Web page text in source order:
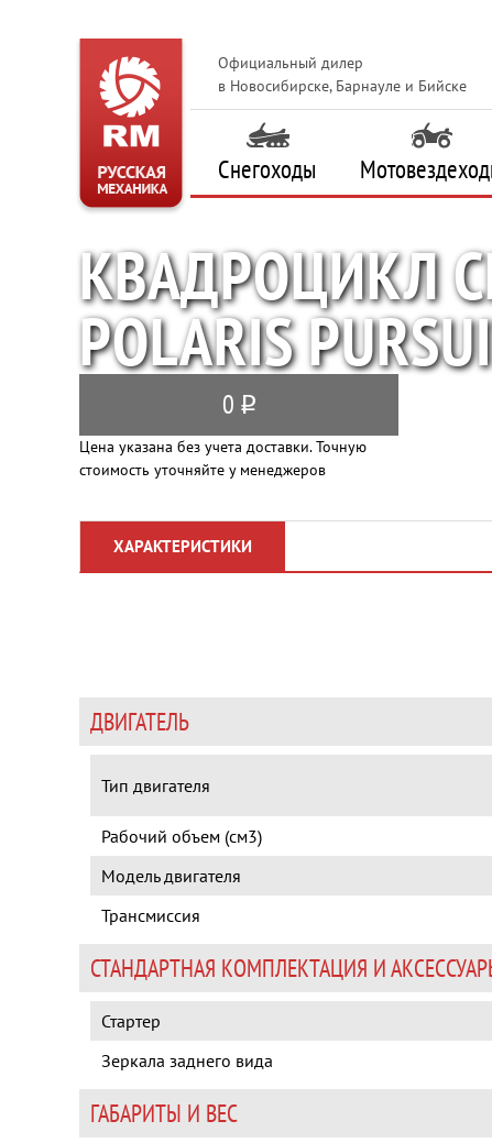
Официальный дилер
в Новосибирске, Барнауле и Бийске
Снегоходы
КВАДРОЦИКЛ
POLARIS
0 q
Цена указана без учета доставки. Точную
стоимость уточняйте у менеджеров
ХАРАКТЕРИСТИКИ
ДВИГАТЕЛЬ
Тип двигателя
Рабочий объем (см3)
Модель двигателя
Трансмиссия
СТАНДАРТНАЯ КОМПЛЕКТАЦИЯ И
Стартер
Зеркала заднего вида
ГАБАРИТЫ И ВЕС